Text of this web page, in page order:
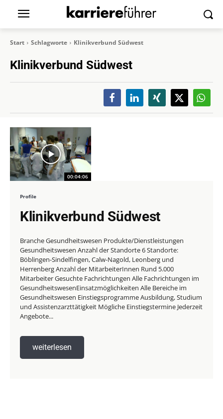
Start Schlagworte Klinikverbund Südwest
Klinikverbund Südwest
00:04:06
Profile
Klinikverbund Südwest
Branche Gesundheitswesen Produkte/Dienstleistungen
Gesundheitswesen Anzahl der Standorte 6 Standorte:
Böblingen-Sindelfingen, Calw-Nagold, Leonberg und
Herrenberg Anzahl der MitarbeiterInnen Rund 5.000
Mitarbeiter Gesuchte Fachrichtungen Alle Fachrichtungen im
GesundheitswesenEinsatzmöglichkeiten Alle Bereiche im
Gesundheitswesen Einstiegsprogramme Ausbildung, Studium
und Assistenzarzttätigkeit Mögliche Einstiegstermine Jederzeit
Angebote...
weiterlesen